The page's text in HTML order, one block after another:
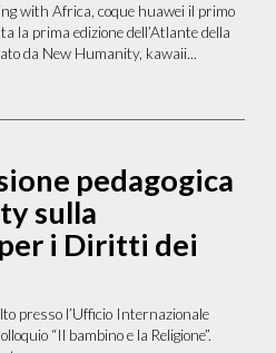
with Africa, coque huawei il primo
la prima edizione dell’Atlante della
da New Humanity, kawaii...
pedagogica
sulla
i Diritti dei
presso l’Ufficio Internazionale
“Il bambino e la Religione”.